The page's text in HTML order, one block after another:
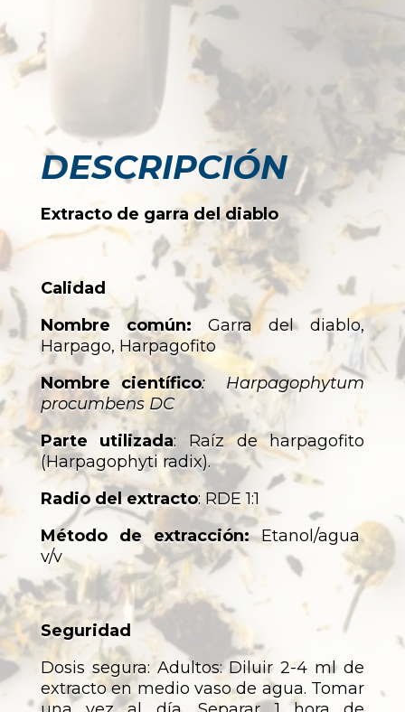
DESCRIPCIÓN
Extracto de garra del diablo
Calidad
Nombre común: Garra del diablo,
Harpago, Harpagofito
Nombre científico: Harpagophytum
procumbens DC
Parte utilizada: Raíz de harpagofito
(Harpagophyti radix).
Radio del extracto: RDE 1:1
Método de extracción:Etanol/agua
v/v
Seguridad
Dosis segura: Adultos: Diluir 2-4 ml de
extracto en medio vaso de agua. Tomar